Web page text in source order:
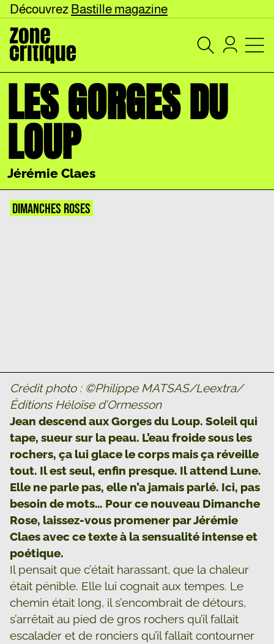
Découvrez Bastille magazine
LES GORGES DU
LOUP
Jérémie Claes
DIMANCHES ROSES
Crédit photo : ©Philippe MATSAS/Leextra/
Éditions Héloïse d’Ormesson
Jean descend aux Gorges du Loup. Soleil qui
tape, sueur sur la peau. L’eau froide sous les
rochers, ça lui glace le corps mais ça réveille
tout. Il est seul, enfin presque. Il attend Lune.
Elle ne parle pas, elle n’a jamais parlé. Ici, pas
besoin de mots… Pour ce nouveau Dimanche
Rose, laissez-vous promener par Jérémie
Claes avec ce texte à la sensualité intense et
poétique.
Il pensait que c’était harassant, que la chaleur
était pénible. Elle lui cognait aux tempes. Le
chemin était long, il s’encombrait de détours,
s’arrêtait au pied de gros rochers qu’il fallait
escalader et de ronciers qu’il fallait contourner